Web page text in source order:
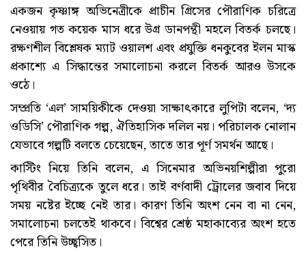
একজন কৃষ্ণাঙ্গ অভিনেত্রীকে প্রাচীন গ্রিসের পৌরাণিক চরিত্রে
নেওয়ায় গত কয়েক মাস ধরে উগ্র ডানপন্থী মহলে বিতর্ক চলছে।
রক্ষণশীল বিশ্লেষক ম্যাট ওয়ালশ এবং প্রযুক্তি ধনকুবের ইলন মাস্ক
প্রকাশ্যে এ সিদ্ধান্তের সমালোচনা করলে বিতর্ক আরও উসকে
ওঠে।
সম্প্রতি ‘এল’ সাময়িকীকে দেওয়া সাক্ষাৎকারে লুপিটা বলেন, ‘দ্য
ওডিসি’ পৌরাণিক গল্প, ঐতিহাসিক দলিল নয়। পরিচালক নোলান
যেভাবে গল্পটি বলতে চেয়েছেন, তাতে তার পূর্ণ সমর্থন আছে।
কাস্টিং নিয়ে তিনি বলেন, এ সিনেমার অভিনয়শিল্পীরা পুরো
পৃথিবীর বৈচিত্র্যকে তুলে ধরে। তাই বর্ণবাদী ট্রোলের জবাব দিয়ে
সময় নষ্টের ইচ্ছে নেই তার। কারণ তিনি অংশ নেন বা না নেন,
সমালোচনা চলতেই থাকবে। বিশ্বের শ্রেষ্ঠ মহাকাব্যের অংশ হতে
পেরে তিনি উচ্ছ্বসিত।